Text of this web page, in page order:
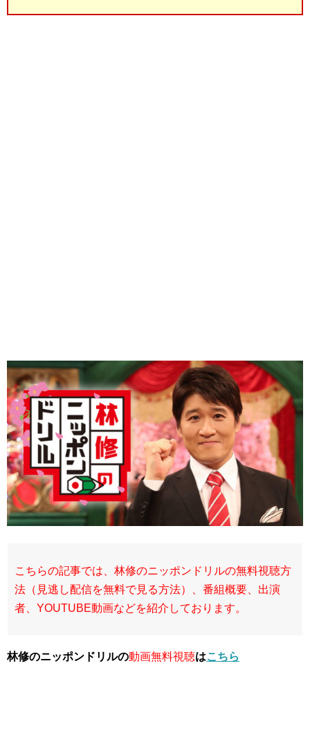
こちらの記事では、林修のニッポンドリルの無料視聴方
法（見逃し配信を無料で見る方法）、番組概要、出演
者、YOUTUBE動画などを紹介しております。
林修のニッポンドリルの動画無料視聴はこちら